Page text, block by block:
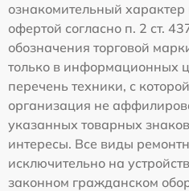
ознакомительный
офертой согласно п. 2 ст.
обозначения торговой
только в информационных
перечень техники, с
организация не
указанных товарных
интересы. Все виды
исключительно на
законном гражданском